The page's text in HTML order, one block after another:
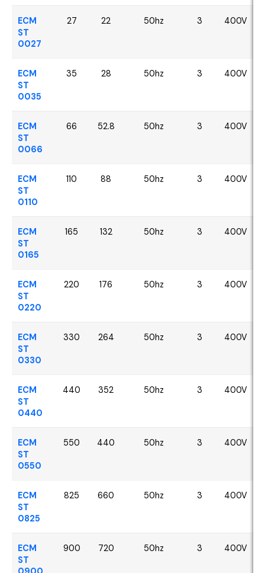
ECM
ST
0027
27 22 50hz 3 400V
ECM
ST
0035
35 28 50hz 3 400V
ECM
ST
0066
66 52.8 50hz 3 400V
ECM
ST
0110
110 88 50hz 3 400V
ECM
ST
0165
165 132 50hz 3 400V
ECM
ST
0220
220 176 50hz 3 400V
ECM
ST
0330
330 264 50hz 3 400V
ECM
ST
0440
440 352 50hz 3 400V
ECM
ST
0550
550 440 50hz 3 400V
ECM
ST
0825
825 660 50hz 3 400V
ECM
ST
900 720 50hz 3 400V